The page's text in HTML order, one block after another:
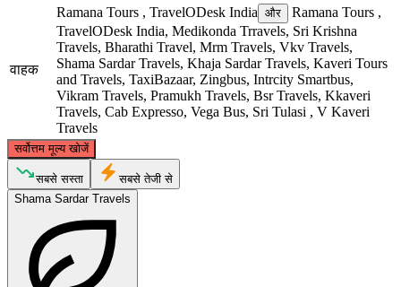
वाहक
Ramana Tours , TravelODesk India और
Ramana Tours ,
TravelODesk India, Medikonda Trravels, Sri Krishna
Travels, Bharathi Travel, Mrm Travels, Vkv Travels,
Shama Sardar Travels, Khaja Sardar Travels, Kaveri Tours
and Travels, TaxiBazaar, Zingbus, Intrcity Smartbus,
Vikram Travels, Pramukh Travels, Bsr Travels, Kkaveri
Travels, Cab Expresso, Vega Bus, Sri Tulasi , V Kaveri
Travels
सर्वोत्तम मूल्य खोजें
Hyderabad
सबसे सस्ता
सबसे तेजी से
Shama Sardar Travels